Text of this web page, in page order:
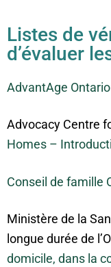
Listes de
d’évaluer
AdvantAge Ontario
Advocacy Centre
Homes –
Conseil de famille
Ministère de la
longue durée de
domicile, dans la